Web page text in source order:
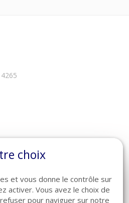
CONNEXES
plébiscités par nos clients
choix
et vous donne le contrôle sur
activer. Vous avez le choix de
pour naviguer sur notre